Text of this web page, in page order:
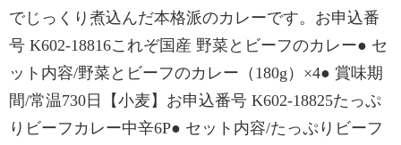
でじっくり煮込んだ本格派のカレーです。お申込番
号 K602-18816これぞ国産 野菜とビーフのカレー● セ
ット内容/野菜とビーフのカレー（180g）×4● 賞味期
間/常温730日【小麦】お申込番号 K602-18825たっぷ
りビーフカレー中辛6P● セット内容/たっぷりビーフ